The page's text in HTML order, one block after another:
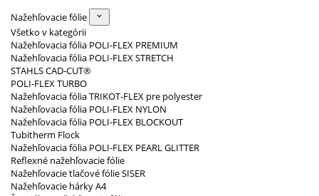
Nažehľovacie fólie
Všetko v kategórii
Nažehľovacia fólia POLI-FLEX PREMIUM
Nažehľovacia fólia POLI-FLEX STRETCH
STAHLS CAD-CUT®
POLI-FLEX TURBO
Nažehľovacia fólia TRIKOT-FLEX pre polyester
Nažehľovacia fólia POLI-FLEX NYLON
Nažehľovacia fólia POLI-FLEX BLOCKOUT
Tubitherm Flock
Nažehľovacia fólia POLI-FLEX PEARL GLITTER
Reflexné nažehľovacie fólie
Nažehľovacie tlačové fólie SISER
Nažehľovacie hárky A4